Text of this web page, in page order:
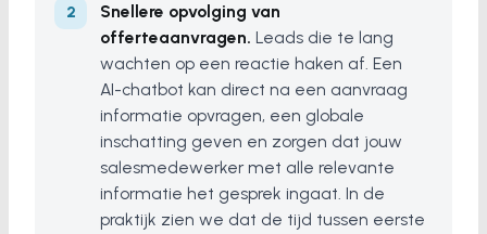
Snellere opvolging van
offerteaanvragen. Leads die te lang
wachten op een reactie haken af. Een
AI-chatbot kan direct na een aanvraag
informatie opvragen, een globale
inschatting geven en zorgen dat jouw
salesmedewerker met alle relevante
informatie het gesprek ingaat. In de
praktijk zien we dat de tijd tussen eerste